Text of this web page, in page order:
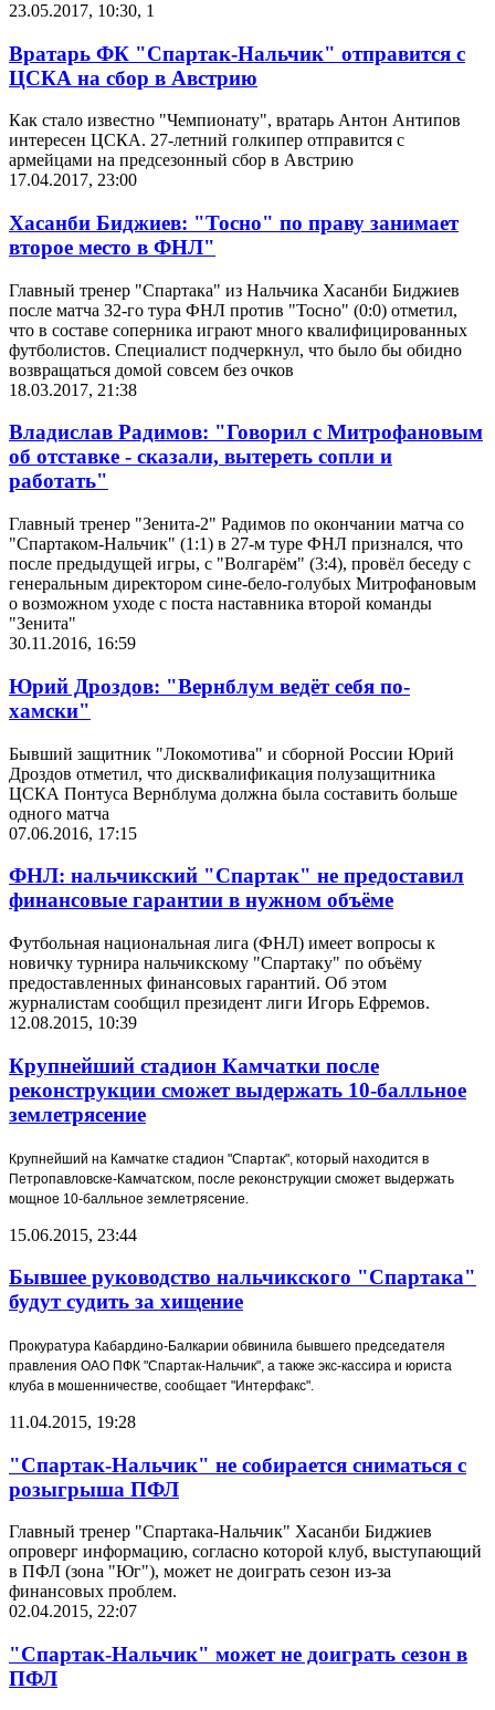
23.05.2017, 10:30, 1
Вратарь ФК "Спартак-Нальчик" отправится с
ЦСКА на сбор в Австрию
Как стало известно "Чемпионату", вратарь Антон Антипов
интересен ЦСКА. 27-летний голкипер отправится с
армейцами на предсезонный сбор в Австрию
17.04.2017, 23:00
Хасанби Биджиев: "Тосно" по праву занимает
второе место в ФНЛ"
Главный тренер "Спартака" из Нальчика Хасанби Биджиев
после матча 32-го тура ФНЛ против "Тосно" (0:0) отметил,
что в составе соперника играют много квалифицированных
футболистов. Специалист подчеркнул, что было бы обидно
возвращаться домой совсем без очков
18.03.2017, 21:38
Владислав Радимов: "Говорил с Митрофановым
об отставке - сказали, вытереть сопли и
работать"
Главный тренер "Зенита-2" Радимов по окончании матча со
"Спартаком-Нальчик" (1:1) в 27-м туре ФНЛ признался, что
после предыдущей игры, с "Волгарём" (3:4), провёл беседу с
генеральным директором сине-бело-голубых Митрофановым
о возможном уходе с поста наставника второй команды
"Зенита"
30.11.2016, 16:59
Юрий Дроздов: "Вернблум ведёт себя по-
хамски"
Бывший защитник "Локомотива" и сборной России Юрий
Дроздов отметил, что дисквалификация полузащитника
ЦСКА Понтуса Вернблума должна была составить больше
одного матча
07.06.2016, 17:15
ФНЛ: нальчикский "Спартак" не предоставил
финансовые гарантии в нужном объёме
Футбольная национальная лига (ФНЛ) имеет вопросы к
новичку турнира нальчикскому "Спартаку" по объёму
предоставленных финансовых гарантий. Об этом
журналистам сообщил президент лиги Игорь Ефремов.
12.08.2015, 10:39
Крупнейший стадион Камчатки после
реконструкции сможет выдержать 10-балльное
землетрясение
Крупнейший на Камчатке стадион "Спартак", который находится в
Петропавловске-Камчатском, после реконструкции сможет выдержать
мощное 10-балльное землетрясение.
15.06.2015, 23:44
Бывшее руководство нальчикского "Спартака"
будут судить за хищение
Прокуратура Кабардино-Балкарии обвинила бывшего председателя
правления ОАО ПФК "Спартак-Нальчик", а также экс-кассира и юриста
клуба в мошенничестве, сообщает "Интерфакс".
11.04.2015, 19:28
"Спартак-Нальчик" не собирается сниматься с
розыгрыша ПФЛ
Главный тренер "Спартака-Нальчик" Хасанби Биджиев
опроверг информацию, согласно которой клуб, выступающий
в ПФЛ (зона "Юг"), может не доиграть сезон из-за
финансовых проблем.
02.04.2015, 22:07
"Спартак-Нальчик" может не доиграть сезон в
ПФЛ